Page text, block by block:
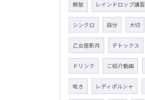
解放 レインドロップ講習
シンクロ 自分 大切
乙女座新月 デトックス
ドリンク ご紹介動画
呟き レディポルシャ